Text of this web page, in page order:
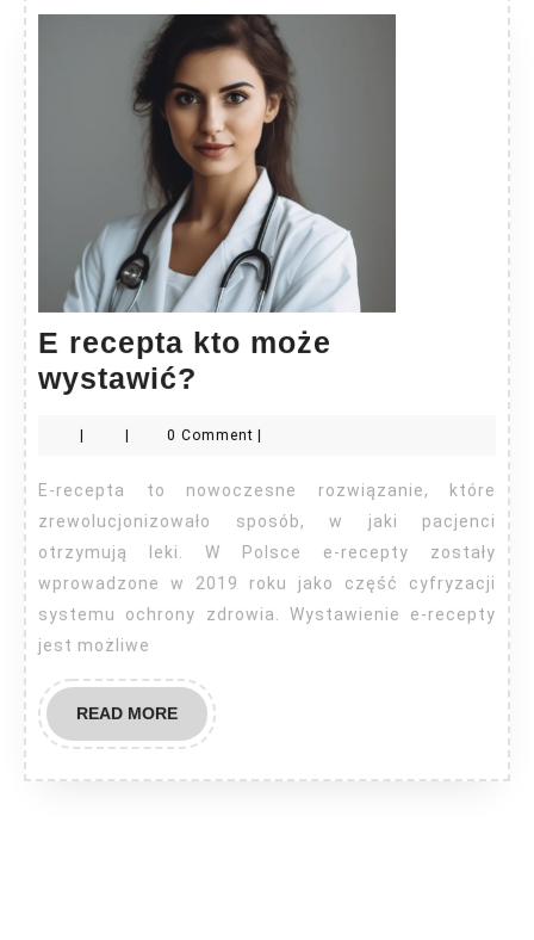
E recepta kto może
wystawić?
kto
może
wystawić?
0 Comment
E-recepta to nowoczesne rozwiązanie, które
zrewolucjonizowało sposób, w jaki pacjenci
otrzymują leki. W Polsce e-recepty zostały
wprowadzone w 2019 roku jako część cyfryzacji
systemu ochrony zdrowia. Wystawienie e-recepty
jest możliwe
READ MOREREAD
MORE